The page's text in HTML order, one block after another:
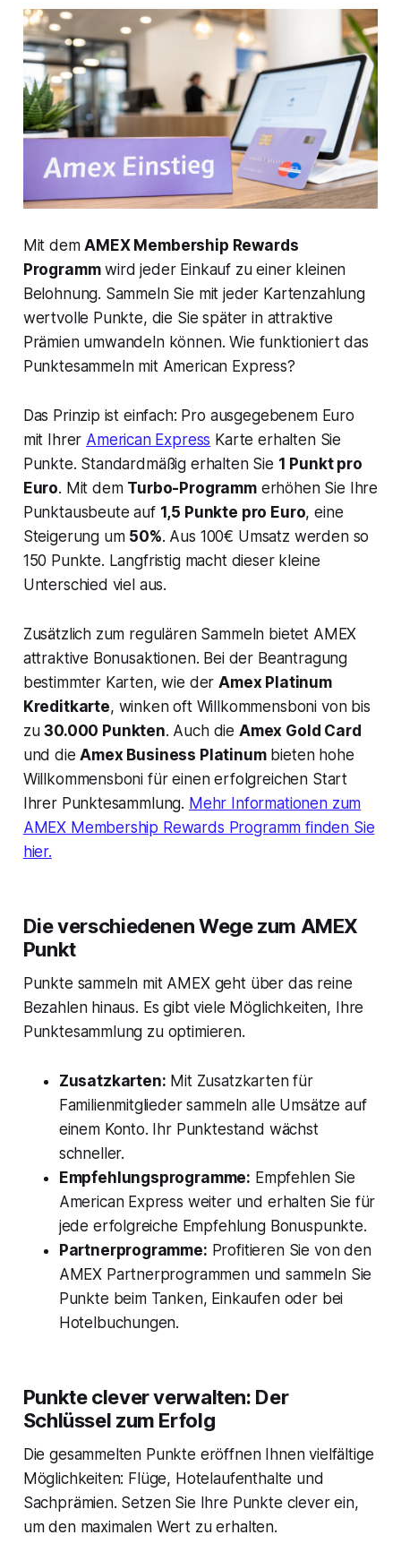
Mit demAMEX Membership Rewards
Programmwird jeder Einkauf zu einer kleinen
Belohnung. Sammeln Sie mit jeder Kartenzahlung
wertvolle Punkte, die Sie später in attraktive
Prämien umwandeln können. Wie funktioniert das
Punktesammeln mit American Express?
Das Prinzip ist einfach: Pro ausgegebenem Euro
mit Ihrer American Express Karte erhalten Sie
Punkte. Standardmäßig erhalten Sie 1 Punkt pro
Euro. Mit dem Turbo-Programmerhöhen Sie Ihre
Punktausbeute auf 1,5 Punkte pro Euro, eine
Steigerung um 50%. Aus 100€ Umsatz werden so
150 Punkte. Langfristig macht dieser kleine
Unterschied viel aus.
Zusätzlich zum regulären Sammeln bietet AMEX
attraktive Bonusaktionen. Bei der Beantragung
bestimmter Karten, wie derAmex Platinum
Kreditkarte, winken oft Willkommensboni von bis
zu30.000 Punkten. Auch die Amex Gold Card
und dieAmex Business Platinumbieten hohe
Willkommensboni für einen erfolgreichen Start
Ihrer Punktesammlung. Mehr Informationen zum
AMEX Membership Rewards Programm finden Sie
hier.
Die verschiedenen Wege zum AMEX
Punkt
Punkte sammeln mit AMEX geht über das reine
Bezahlen hinaus. Es gibt viele Möglichkeiten, Ihre
Punktesammlung zu optimieren.
Zusatzkarten: Mit Zusatzkarten für
Familienmitglieder sammeln alle Umsätze auf
einem Konto. Ihr Punktestand wächst
schneller.
Empfehlungsprogramme: Empfehlen Sie
American Express weiter und erhalten Sie für
jede erfolgreiche Empfehlung Bonuspunkte.
Partnerprogramme: Profitieren Sie von den
AMEX Partnerprogrammen und sammeln Sie
Punkte beim Tanken, Einkaufen oder bei
Hotelbuchungen.
Punkte clever verwalten: Der
Schlüssel zum Erfolg
Die gesammelten Punkte eröffnen Ihnen vielfältige
Möglichkeiten: Flüge, Hotelaufenthalte und
Sachprämien. Setzen Sie Ihre Punkte clever ein,
um den maximalen Wert zu erhalten.